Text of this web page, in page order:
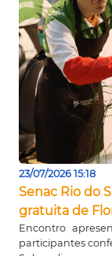
23/07/2026 15:18
Senac Rio do
gratuita de
Encontro
participantes